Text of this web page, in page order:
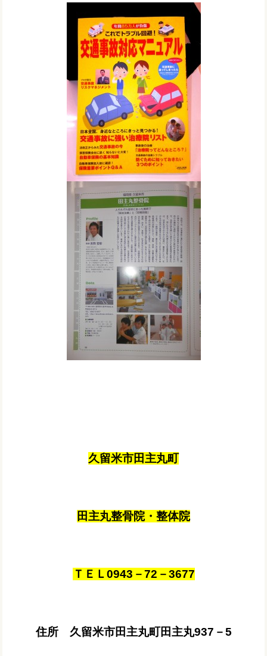
久留米市田主丸町
田主丸整骨院・整体院
ＴＥＬ0943－72－3677
住所 久留米市田主丸町田主丸937－5